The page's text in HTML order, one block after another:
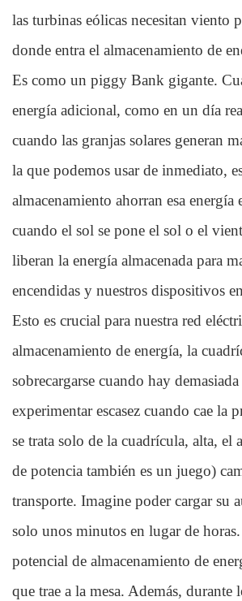
las turbinas eólicas necesitan viento
donde entra el almacenamiento de
Es como un piggy Bank gigante.
energía adicional, como en un día
cuando las granjas solares generan
la que podemos usar de inmediato,
almacenamiento ahorran esa energía
cuando el sol se pone el sol o el
liberan la energía almacenada para
encendidas y nuestros dispositivos
Esto es crucial para nuestra red
almacenamiento de energía, la
sobrecargarse cuando hay
experimentar escasez cuando cae la
se trata solo de la cuadrícula, alta, el
de potencia también es un juego)
transporte. Imagine poder cargar su
solo unos minutos en lugar de
potencial de almacenamiento de
que trae a la mesa. Además, durante